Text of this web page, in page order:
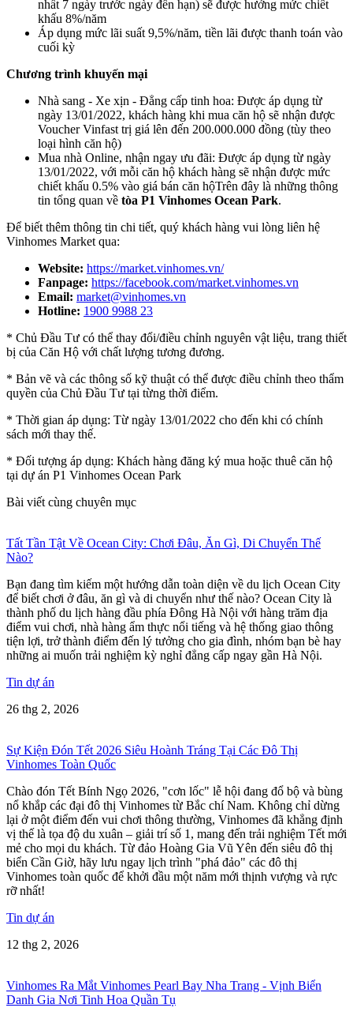
nhất 7 ngày trước ngày đến hạn) sẽ được hưởng mức chiết
khấu 8%/năm
Áp dụng mức lãi suất 9,5%/năm, tiền lãi được thanh toán vào
cuối kỳ
Chương trình khuyến mại
Nhà sang - Xe xịn - Đẳng cấp tinh hoa: Được áp dụng từ
ngày 13/01/2022, khách hàng khi mua căn hộ sẽ nhận được
Voucher Vinfast trị giá lên đến 200.000.000 đồng (tùy theo
loại hình căn hộ)
Mua nhà Online, nhận ngay ưu đãi: Được áp dụng từ ngày
13/01/2022, với mỗi căn hộ khách hàng sẽ nhận được mức
chiết khấu 0.5% vào giá bán căn hộTrên đây là những thông
tin tổng quan về tòa P1 Vinhomes Ocean Park.
Để biết thêm thông tin chi tiết, quý khách hàng vui lòng liên hệ
Vinhomes Market qua:
Website: https://market.vinhomes.vn/
Fanpage: https://facebook.com/market.vinhomes.vn
Email: market@vinhomes.vn
Hotline: 1900 9988 23
* Chủ Đầu Tư có thể thay đổi/điều chỉnh nguyên vật liệu, trang thiết
bị của Căn Hộ với chất lượng tương đương.
* Bản vẽ và các thông số kỹ thuật có thể được điều chỉnh theo thẩm
quyền của Chủ Đầu Tư tại từng thời điểm.
* Thời gian áp dụng: Từ ngày 13/01/2022 cho đến khi có chính
sách mới thay thế.
* Đối tượng áp dụng: Khách hàng đăng ký mua hoặc thuê căn hộ
tại dự án P1 Vinhomes Ocean Park
Bài viết cùng chuyên mục
Tất Tần Tật Về Ocean City: Chơi Đâu, Ăn Gì, Di Chuyển Thế
Nào?
Bạn đang tìm kiếm một hướng dẫn toàn diện về du lịch Ocean City
để biết chơi ở đâu, ăn gì và di chuyển như thế nào? Ocean City là
thành phố du lịch hàng đầu phía Đông Hà Nội với hàng trăm địa
điểm vui chơi, nhà hàng ẩm thực nổi tiếng và hệ thống giao thông
tiện lợi, trở thành điểm đến lý tưởng cho gia đình, nhóm bạn bè hay
những ai muốn trải nghiệm kỳ nghỉ đẳng cấp ngay gần Hà Nội.
Tin dự án
26 thg 2, 2026
Sự Kiện Đón Tết 2026 Siêu Hoành Tráng Tại Các Đô Thị
Vinhomes Toàn Quốc
Chào đón Tết Bính Ngọ 2026, "cơn lốc" lễ hội đang đổ bộ và bùng
nổ khắp các đại đô thị Vinhomes từ Bắc chí Nam. Không chỉ dừng
lại ở một điểm đến vui chơi thông thường, Vinhomes đã khẳng định
vị thế là tọa độ du xuân – giải trí số 1, mang đến trải nghiệm Tết mới
mẻ cho mọi du khách. Từ đảo Hoàng Gia Vũ Yên đến siêu đô thị
biển Cần Giờ, hãy lưu ngay lịch trình "phá đảo" các đô thị
Vinhomes toàn quốc để khởi đầu một năm mới thịnh vượng và rực
rỡ nhất!
Tin dự án
12 thg 2, 2026
Vinhomes Ra Mắt Vinhomes Pearl Bay Nha Trang - Vịnh Biển
Danh Gia Nơi Tinh Hoa Quần Tụ